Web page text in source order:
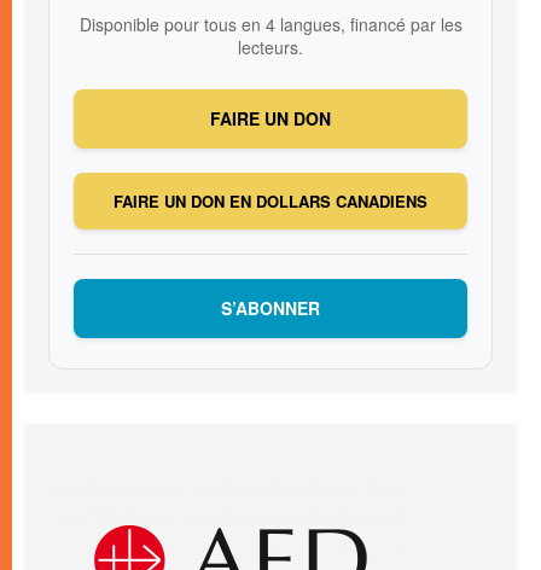
Disponible pour tous en 4 langues, financé par les
lecteurs.
FAIRE UN DON
FAIRE UN DON EN DOLLARS CANADIENS
S’ABONNER